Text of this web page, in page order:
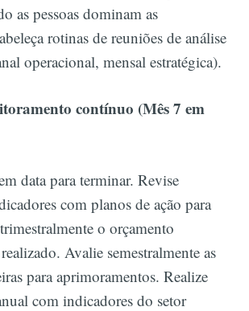
as pessoas dominam as
rotinas de reuniões de análise
operacional, mensal estratégica).
contínuo (Mês 7 em
data para terminar. Revise
com planos de ação para
o orçamento
Avalie semestralmente as
para aprimoramentos. Realize
com indicadores do setor